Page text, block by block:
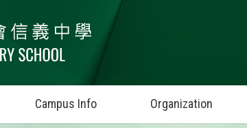
Campus Info Organization